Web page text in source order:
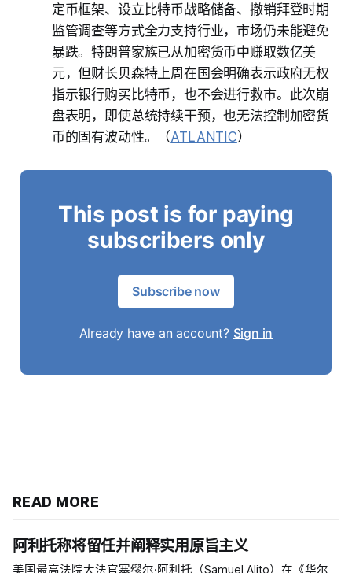
定币框架、设立比特币战略储备、撤销拜登时期
监管调查等方式全力支持行业，市场仍未能避免
暴跌。特朗普家族已从加密货币中赚取数亿美
元，但财长贝森特上周在国会明确表示政府无权
指示银行购买比特币，也不会进行救市。此次崩
盘表明，即使总统持续干预，也无法控制加密货
币的固有波动性。（ATLANTIC）
This post is for paying
subscribers only
Subscribe now
Already have an account? Sign in
READ MORE
阿利托称将留任并阐释实用原旨主义
美国最高法院大法官塞缪尔·阿利托（Samuel Alito）在《华尔